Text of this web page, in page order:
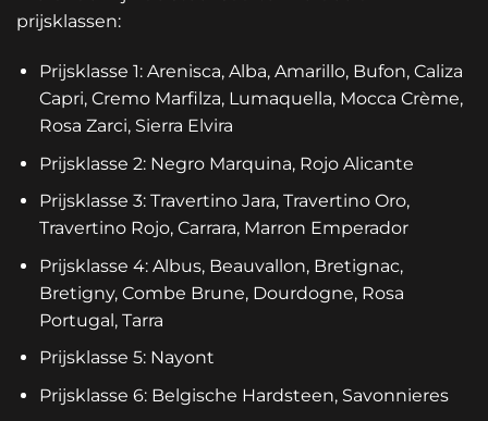
prijsklassen:
Prijsklasse 1: Arenisca, Alba, Amarillo, Bufon, Caliza
Capri, Cremo Marfilza, Lumaquella, Mocca Crème,
Rosa Zarci, Sierra Elvira
Prijsklasse 2: Negro Marquina, Rojo Alicante
Prijsklasse 3: Travertino Jara, Travertino Oro,
Travertino Rojo, Carrara, Marron Emperador
Prijsklasse 4: Albus, Beauvallon, Bretignac,
Bretigny, Combe Brune, Dourdogne, Rosa
Portugal, Tarra
Prijsklasse 5: Nayont
Prijsklasse 6: Belgische Hardsteen, Savonnieres